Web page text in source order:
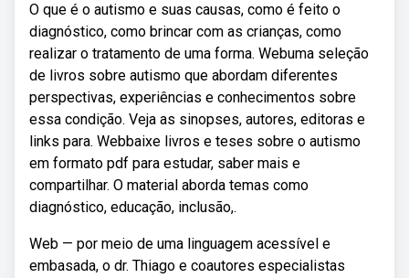
O que é o autismo e suas causas, como é feito o
diagnóstico, como brincar com as crianças, como
realizar o tratamento de uma forma. Webuma seleção
de livros sobre autismo que abordam diferentes
perspectivas, experiências e conhecimentos sobre
essa condição. Veja as sinopses, autores, editoras e
links para. Webbaixe livros e teses sobre o autismo
em formato pdf para estudar, saber mais e
compartilhar. O material aborda temas como
diagnóstico, educação, inclusão,.
Web — por meio de uma linguagem acessível e
embasada, o dr. Thiago e coautores especialistas